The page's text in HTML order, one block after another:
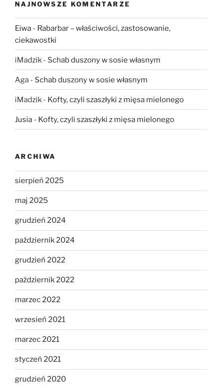
NAJNOWSZE KOMENTARZE
Eiwa - Rabarbar – właściwości, zastosowanie,
ciekawostki
iMadzik - Schab duszony w sosie własnym
Aga - Schab duszony w sosie własnym
iMadzik - Kofty, czyli szaszłyki z mięsa mielonego
Jusia - Kofty, czyli szaszłyki z mięsa mielonego
ARCHIWA
sierpień 2025
maj 2025
grudzień 2024
październik 2024
grudzień 2022
październik 2022
marzec 2022
wrzesień 2021
marzec 2021
styczeń 2021
grudzień 2020